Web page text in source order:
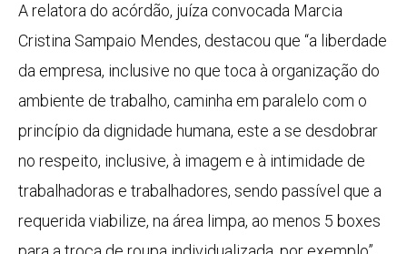
A relatora do acórdão, juíza convocada Marcia
Cristina Sampaio Mendes, destacou que “a liberdade
da empresa, inclusive no que toca à organização do
ambiente de trabalho, caminha em paralelo com o
princípio da dignidade humana, este a se desdobrar
no respeito, inclusive, à imagem e à intimidade de
trabalhadoras e trabalhadores, sendo passível que a
requerida viabilize, na área limpa, ao menos 5 boxes